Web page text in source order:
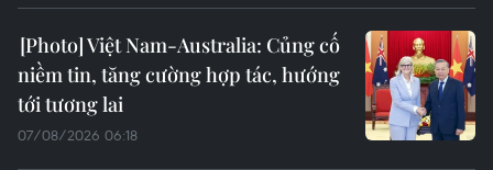
Việt Nam-Australia: Củng cố
niềm tin, tăng cường hợp tác, hướng
tới tương lai
07/08/2026 06:18